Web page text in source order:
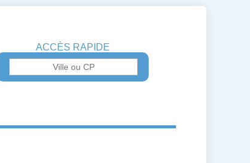
ACCÈS RAPIDE